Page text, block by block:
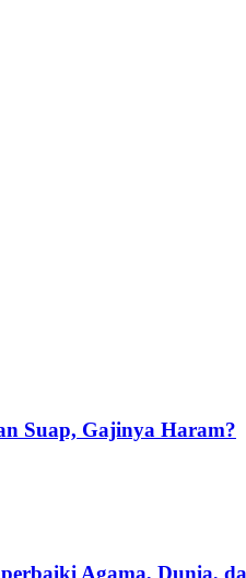
Suap, Gajinya Haram?
Agama, Dunia,